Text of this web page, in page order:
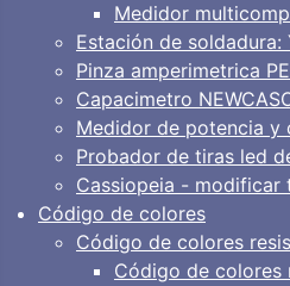
Medidor
Estación de soldadura:
Pinza amperimetrica
Capacimetro
Medidor de potencia y
Probador de tiras led
Cassiopeia - modificar
Código de colores
Código de colores
Código de colores